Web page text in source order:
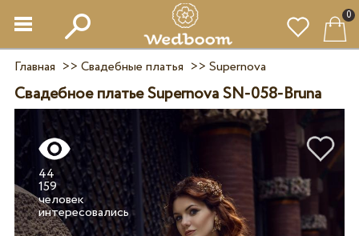
0
Главная >> Свадебные платья >> Supernova
Свадебное платье Supernova SN-058-Bruna
44
159
человек
интересовались